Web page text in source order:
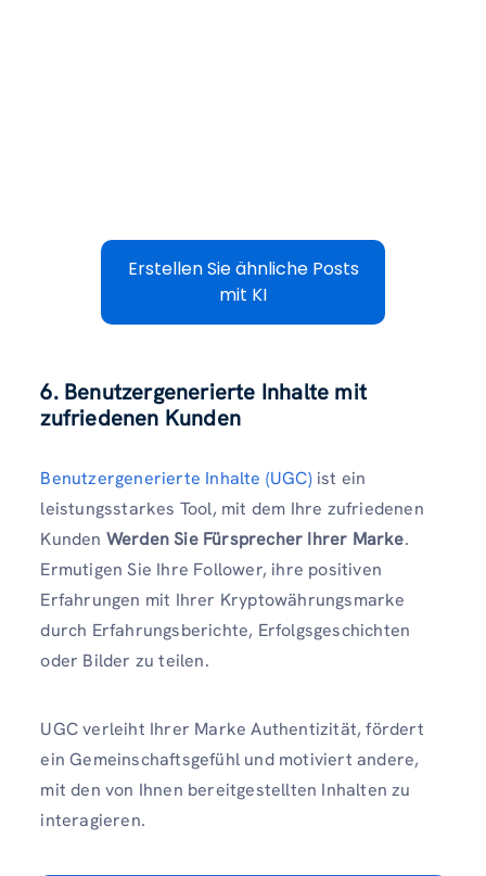
Erstellen Sie ähnliche Posts
mit KI
6. Benutzergenerierte Inhalte mit
zufriedenen Kunden
Benutzergenerierte Inhalte (UGC)ist ein
leistungsstarkes Tool, mit dem Ihre zufriedenen
Kunden Werden Sie Fürsprecher Ihrer Marke.
Ermutigen Sie Ihre Follower, ihre positiven
Erfahrungen mit Ihrer Kryptowährungsmarke
durch Erfahrungsberichte, Erfolgsgeschichten
oder Bilder zu teilen.
UGC verleiht Ihrer Marke Authentizität, fördert
ein Gemeinschaftsgefühl und motiviert andere,
mit den von Ihnen bereitgestellten Inhalten zu
interagieren.